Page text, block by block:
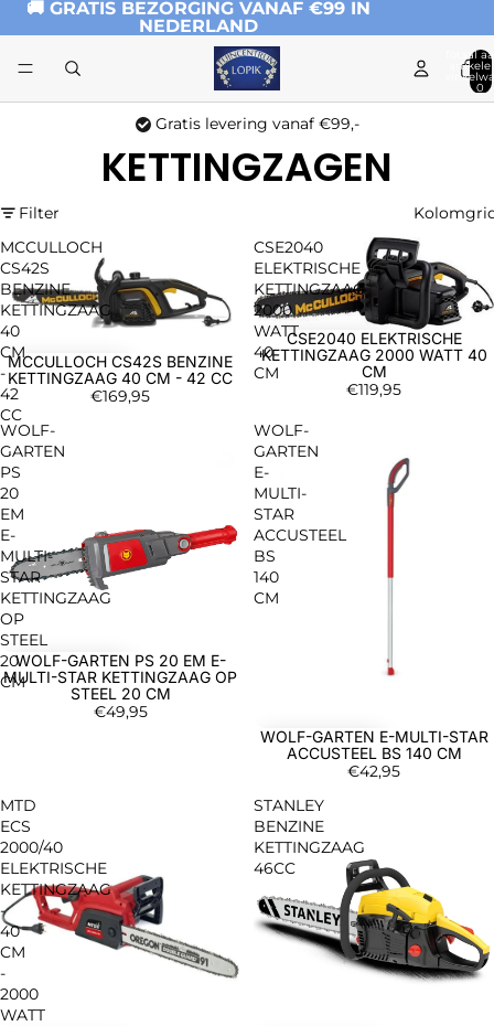
🚚 GRATIS BEZORGING VANAF €99 IN
NEDERLAND
Totaal
0
Gratis levering vanaf €99,-
KETTINGZAGEN
Filter
MCCULLOCH
CS42S
BENZINE
KETTINGZAAG
40
CM
-
42
CC
MCCULLOCH CS42S BENZINE
KETTINGZAAG 40 CM - 42 CC
€169,95
CSE2040
ELEKTRISCHE
KETTINGZAAG
2000
WATT
40
CM
CSE2040 ELEKTRISCHE
KETTINGZAAG 2000 WATT 40
CM
€119,95
WOLF-
GARTEN
PS
20
EM
E-
MULTI-
STAR
KETTINGZAAG
OP
STEEL
20
CM
WOLF-GARTEN PS 20 EM E-
MULTI-STAR KETTINGZAAG OP
STEEL 20 CM
€49,95
WOLF-
GARTEN
E-
MULTI-
STAR
ACCUSTEEL
BS
140
CM
WOLF-GARTEN E-MULTI-STAR
ACCUSTEEL BS 140 CM
€42,95
MTD
ECS
2000/40
ELEKTRISCHE
KETTINGZAAG
-
40
CM
-
2000
WATT
STANLEY
BENZINE
KETTINGZAAG
46CC